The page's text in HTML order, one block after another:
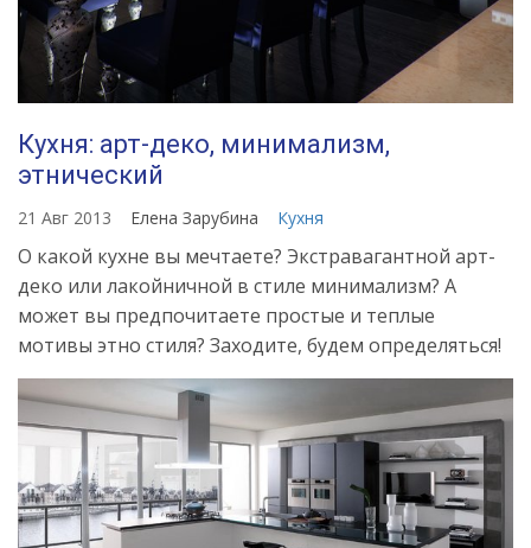
Кухня: арт-деко, минимализм,
этнический
21 Авг 2013 Елена Зарубина Кухня
О какой кухне вы мечтаете? Экстравагантной арт-
деко или лакойничной в стиле минимализм? А
может вы предпочитаете простые и теплые
мотивы этно стиля? Заходите, будем определяться!